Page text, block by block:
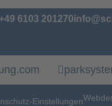
+49 6103 201270
Einstellungen